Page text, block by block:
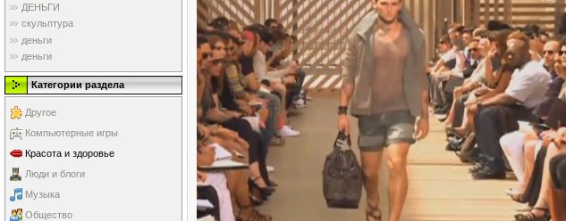
ДЕНЬГИ
скульптура
деньги
деньги
Категории раздела
Другое
Компьютерные игры
Красота и здоровье
Люди и блоги
Музыка
Общество